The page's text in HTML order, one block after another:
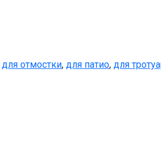
для отмостки, для патио, для